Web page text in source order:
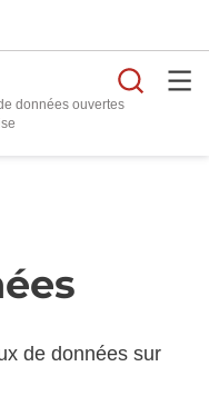
données ouvertes
de données sur